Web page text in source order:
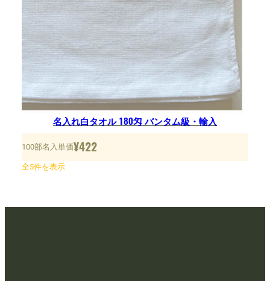
名入れ白タオル 180匁 バンタム級・輸入
100部名入単価¥422
全5件を表示